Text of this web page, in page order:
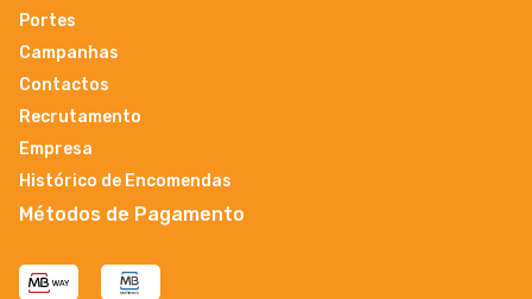
Portes
Campanhas
Contactos
Recrutamento
Empresa
Histórico de Encomendas
Métodos de Pagamento